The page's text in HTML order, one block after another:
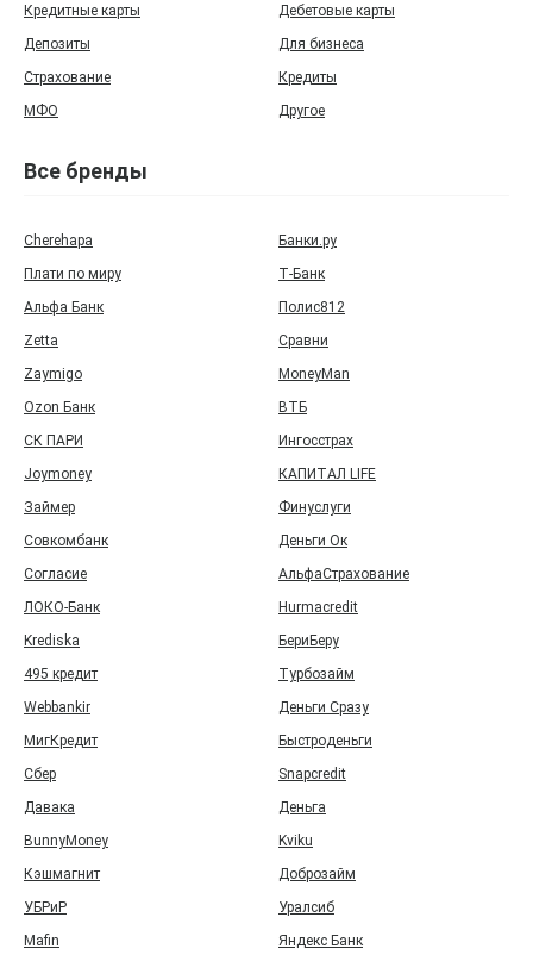
Кредитные карты
Дебетовые карты
Депозиты
Для бизнеса
Страхование
Кредиты
МФО
Другое
Все бренды
Cherehapa
Банки.ру
Плати по миру
Т‑Банк
Альфа Банк
Полис812
Zetta
Сравни
Zaymigo
MoneyMan
Ozon Банк
ВТБ
СК ПАРИ
Ингосстрах
Joymoney
КАПИТАЛ LIFE
Займер
Финуслуги
Совкомбанк
Деньги Ок
Согласие
АльфаСтрахование
ЛОКО-Банк
Hurmacredit
Krediska
БериБеру
495 кредит
Турбозайм
Webbankir
Деньги Сразу
МигКредит
Быстроденьги
Сбер
Snapcredit
Давака
Деньга
BunnyMoney
Kviku
Кэшмагнит
Доброзайм
УБРиР
Уралсиб
Mafin
Яндекс Банк